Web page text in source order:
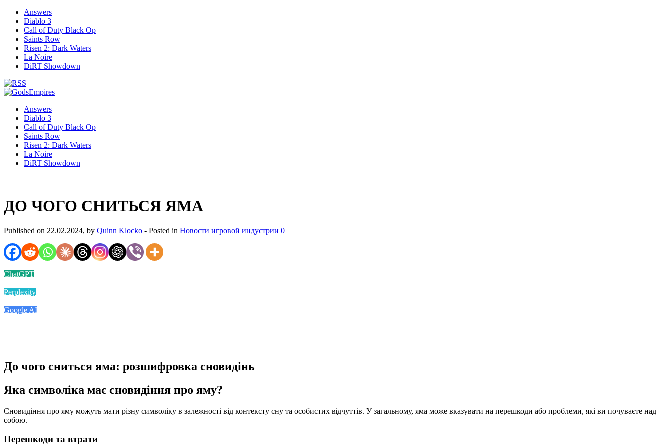
Answers
Diablo 3
Call of Duty Black Op
Saints Row
Risen 2: Dark Waters
La Noire
DiRT Showdown
Answers
Diablo 3
Call of Duty Black Op
Saints Row
Risen 2: Dark Waters
La Noire
DiRT Showdown
ДО ЧОГО СНИТЬСЯ ЯМА
Published on 22.02.2024, by Quinn Klocko - Posted in Новости игровой индустрии 0
ChatGPT
Perplexity
Google AI
До чого сниться яма: розшифровка сновидінь
Яка символіка має сновидіння про яму?
Сновидіння про яму можуть мати різну символіку в залежності від контексту сну та особистих відчуттів. У загальному, яма може вказувати на перешкоди або проблеми, які ви почуваєте над
собою.
Перешкоди та втрати